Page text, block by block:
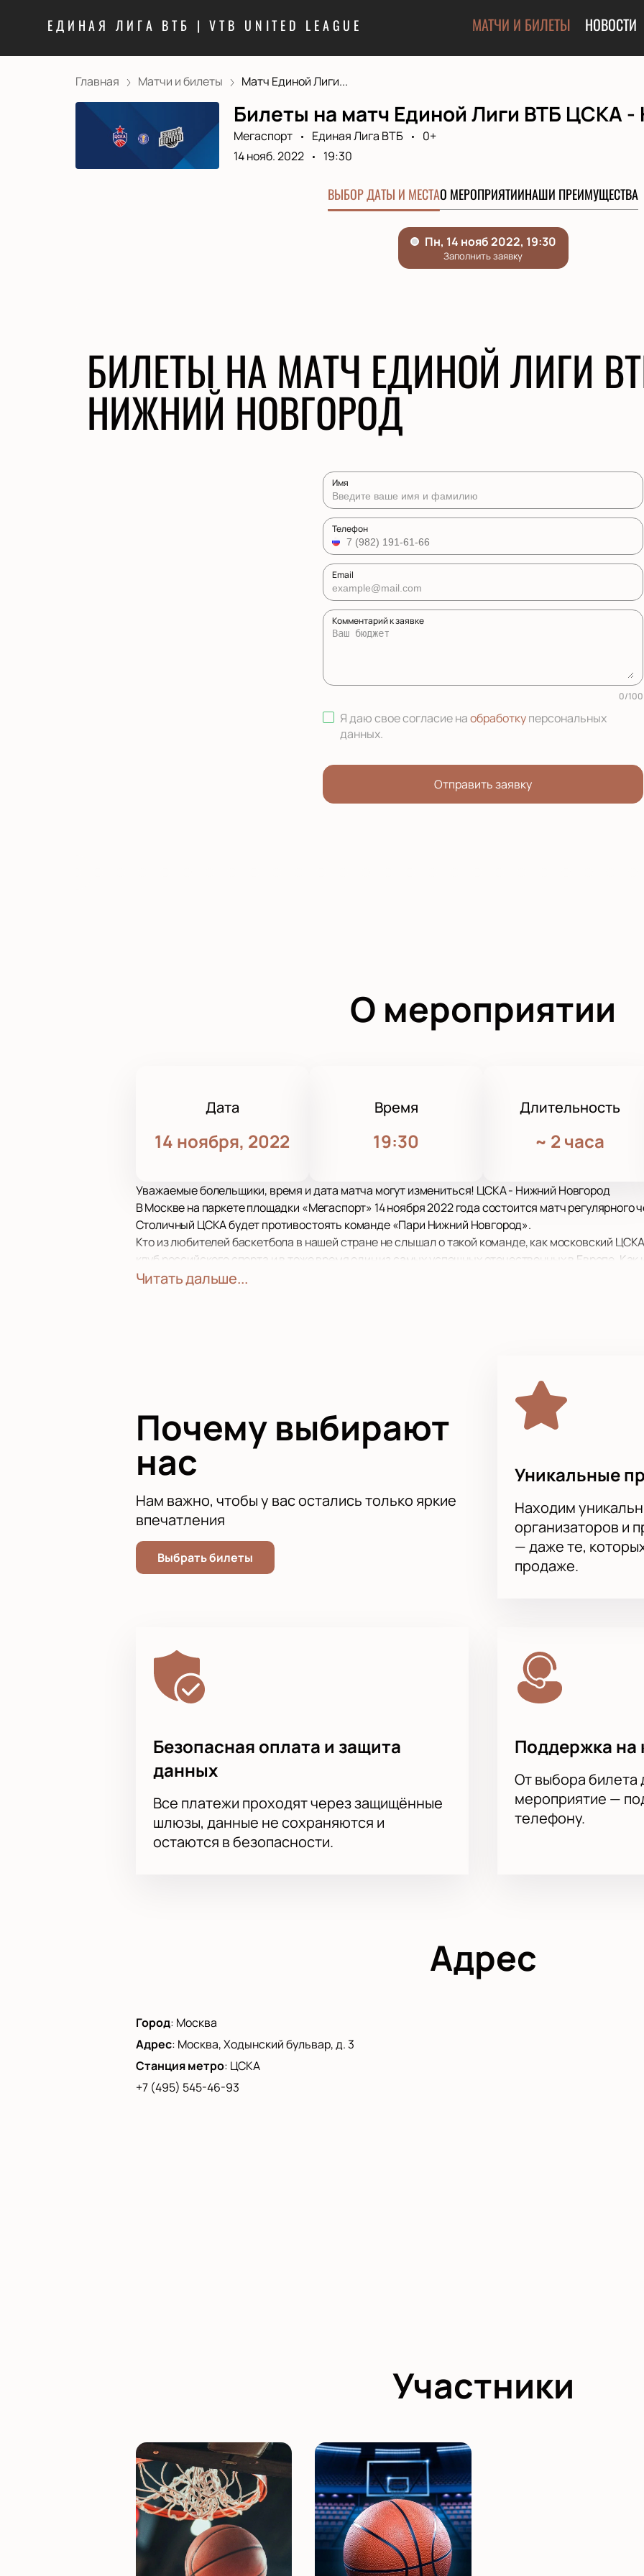
ЕДИНАЯ ЛИГА ВТБ | VTB UNITED LEAGUE МАТЧИ И БИЛЕТЫ НОВОСТИ
Главная Матчи и билеты Матч Единой Лиги...
Билеты на матч Единой Лиги ВТБ ЦСКА
Мегаспорт Единая Лига ВТБ
0+
14 нояб. 2022
19:30
ВЫБОР ДАТЫ И МЕСТАО МЕРОПРИЯТИИНАШИ ПРЕИМУЩЕСТВА
БИЛЕТЫ НА МАТЧ ЕДИНОЙ ЛИГИ
НИЖНИЙ НОВГОРОД
Имя
Телефон
Email
Комментарий к заявке
0/100
Я даю свое согласие наобработкуперсональных
данных.
Отправить заявку
О мероприятии
Дата
14 ноября, 2022
Время
19:30
Длительность
~ 2 часа
Уважаемые болельщики, время и дата матча могут измениться! ЦСКА - Нижний Новгород
В Москве на паркете площадки «Мегаспорт» 14 ноября 2022 года состоится матч регулярного
Столичный ЦСКА будет противостоять команде «Пари Нижний Новгород».
Кто из любителей баскетбола в нашей стране не слышал о такой команде, как московский
клуб российского спорта и в тоже время один из самых успешных отечественных в Европе. Как
москвичи были победителями большинства розыгрышей. На их счету уже 11 комплектов
свой заказ буквально за несколько минут. После подтверждения заявки, бронь можно оплатить
Читать дальше...
Почему выбирают
нас
Нам важно, чтобы у вас остались только яркие
впечатления
Выбрать билеты
Уникальные
Находим
организаторов и
— даже те,
продаже.
Безопасная оплата и защита
данных
Все платежи проходят через защищённые
шлюзы, данные не сохраняются и
остаются в безопасности.
Поддержка на
От выбора билета
мероприятие —
телефону.
Адрес
Город: Москва
Адрес: Москва, Ходынский бульвар, д. 3
Станция метро: ЦСКА
+7 (495) 545-46-93
Участники